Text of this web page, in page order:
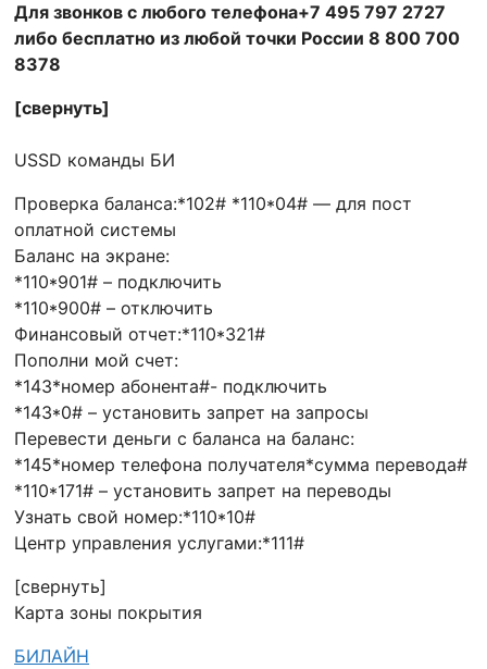
Для звонков с любого телефона+7 495 797 2727
либо бесплатно из любой точки России 8 800 700
8378
[свернуть]
USSD команды БИ
Проверка баланса:*102# *110*04# — для пост
оплатной системы
Баланс на экране:
*110*901# – подключить
*110*900# – отключить
Финансовый отчет:*110*321#
Пополни мой счет:
*143*номер абонента#- подключить
*143*0# – установить запрет на запросы
Перевести деньги с баланса на баланс:
*145*номер телефона получателя*сумма перевода#
*110*171# – установить запрет на переводы
Узнать свой номер:*110*10#
Центр управления услугами:*111#
[свернуть]
Карта зоны покрытия
БИЛАЙН